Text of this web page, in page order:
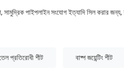
সামুদ্রিক পাইপলাইন সংযোগ ইত্যাদি সিল করার
প্রতিরোধী শীট বাষ্প জয়েন্টিং শীট